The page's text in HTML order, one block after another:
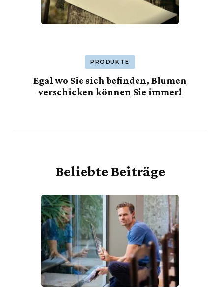
PRODUKTE
Egal wo Sie sich befinden, Blumen
verschicken können Sie immer!
Beliebte Beiträge